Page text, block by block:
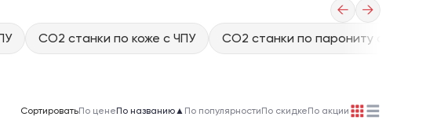
← →
CO2 станки по коже с ЧПУ CO2 станки по парониту с ЧПУ
СортироватьПо ценеПо названию▲ По популярностиПо скидкеПо акции